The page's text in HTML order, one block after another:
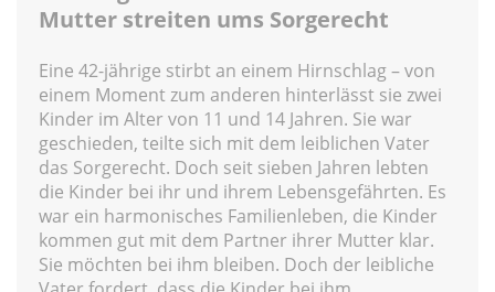
Mutter streiten ums Sorgerecht
Eine 42-jährige stirbt an einem Hirnschlag – von
einem Moment zum anderen hinterlässt sie zwei
Kinder im Alter von 11 und 14 Jahren. Sie war
geschieden, teilte sich mit dem leiblichen Vater
das Sorgerecht. Doch seit sieben Jahren lebten
die Kinder bei ihr und ihrem Lebensgefährten. Es
war ein harmonisches Familienleben, die Kinder
kommen gut mit dem Partner ihrer Mutter klar.
Sie möchten bei ihm bleiben. Doch der leibliche